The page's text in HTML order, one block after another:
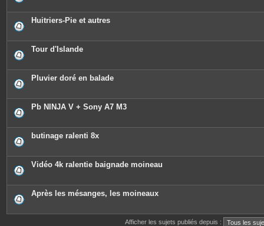
Huitriers-Pie et autres
Tour d'Islande
Pluvier doré en balade
Pb NINJA V + Sony A7 M3
butinage ralenti 8x
Vidéo 4k ralentie baignade moineau
Après les mésanges, les moineaux
Afficher les sujets publiés depuis :